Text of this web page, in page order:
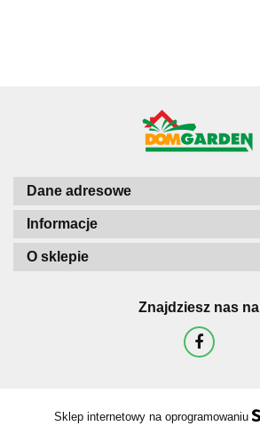
Dane adresowe
Informacje
O sklepie
Znajdziesz nas na
Sklep internetowy na oprogramowaniu